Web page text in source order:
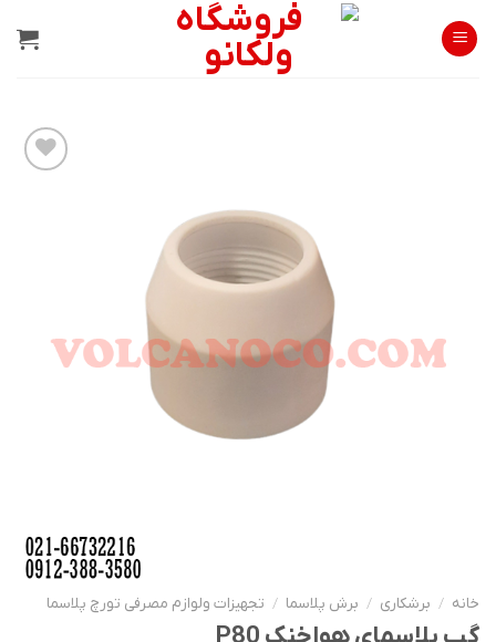
خانه / برشکاری / برش پلاسما / تجهیزات ولوازم مصرفی تورچ پلاسما